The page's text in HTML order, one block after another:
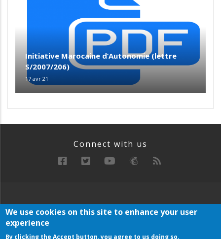
Initiative Marocaine d’Autonomie (lettre
S/2007/206)
17 avr 21
Connect with us
Below
Footer
RECHERCHE MANIFESTE
ARCHIVE
We use cookies on this site to enhance your user
experience
By clicking the Accept button, you agree to us doing so.